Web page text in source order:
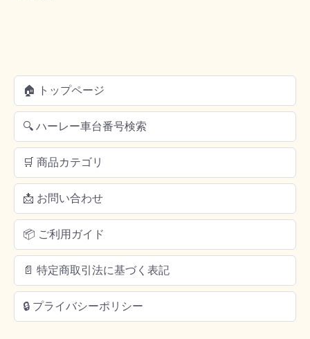
🏠 トップページ
🔍 ハーレー車台番号検索
🛒 商品カテゴリ
📩 お問い合わせ
📦 ご利用ガイド
📄 特定商取引法に基づく表記
🔒 プライバシーポリシー